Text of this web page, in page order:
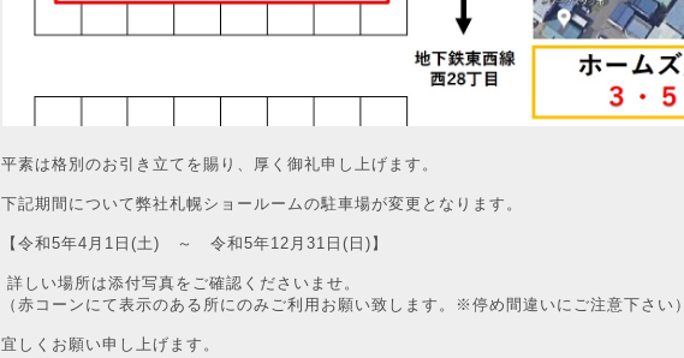
平素は格別のお引き立てを賜り、厚く御礼申し上げます。
下記期間について弊社札幌ショールームの駐車場が変更となります。
【令和5年4月1日(土) ～ 令和5年12月31日(日)】
詳しい場所は添付写真をご確認くださいませ。
（赤コーンにて表示のある所にのみご利用お願い致します。※停め間違いにご注意下さい）
宜しくお願い申し上げます。